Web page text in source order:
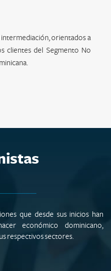
intermediación, orientados a
clientes del Segmento No
que desde sus inicios han
económico dominicano,
respectivos sectores.